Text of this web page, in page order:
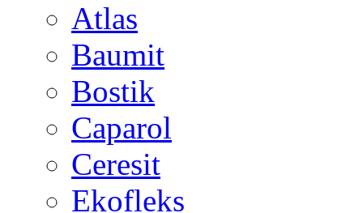
Atlas
Baumit
Bostik
Caparol
Ceresit
Ekofleks